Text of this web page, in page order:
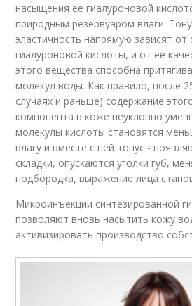
насыщения ее гиалуроновой
природным резервуаром влаги.
эластичность напрямую зависят
гиалуроновой кислоты, и от ее
этого вещества способна
молекул воды. Как правило, после
случаях и раньше) содержание
компонента в коже неуклонно
молекулы кислоты становятся
влагу и вместе с ней тонус -
складки, опускаются уголки губ,
подбородка, выражение лица
Микроинъекции синтезированной
позволяют вновь насытить кожу
активизировать производство